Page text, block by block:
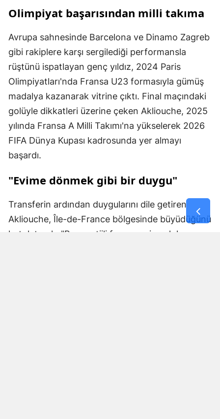
Olimpiyat başarısından milli takıma
Avrupa sahnesinde Barcelona ve Dinamo Zagreb
gibi rakiplere karşı sergilediği performansla
rüştünü ispatlayan genç yıldız, 2024 Paris
Olimpiyatları'nda Fransa U23 formasıyla gümüş
madalya kazanarak vitrine çıktı. Final maçındaki
golüyle dikkatleri üzerine çeken Akliouche, 2025
yılında Fransa A Milli Takımı'na yükselerek 2026
FIFA Dünya Kupası kadrosunda yer almayı
başardı.
"Evime dönmek gibi bir duygu"
Transferin ardından duygularını dile getiren
Akliouche, Île-de-France bölgesinde büyüdüğünü
hatırlatarak, "Bu prestijli formayı giymek hem